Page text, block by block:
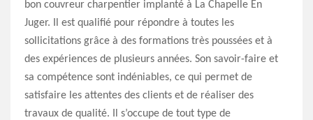
bon couvreur charpentier implanté à La Chapelle En
Juger. Il est qualifié pour répondre à toutes les
sollicitations grâce à des formations très poussées et à
des expériences de plusieurs années. Son savoir-faire et
sa compétence sont indéniables, ce qui permet de
satisfaire les attentes des clients et de réaliser des
travaux de qualité. Il s’occupe de tout type de